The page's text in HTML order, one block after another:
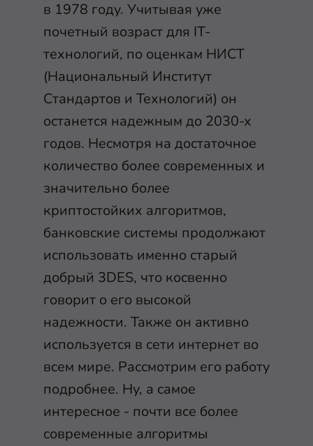
в 1978 году. Учитывая уже
почетный возраст для IT-
технологий, по оценкам НИСТ
(Национальный Институт
Стандартов и Технологий) он
останется надежным до 2030-х
годов. Несмотря на достаточное
количество более современных и
значительно более
криптостойких алгоритмов,
банковские системы продолжают
использовать именно старый
добрый 3DES, что косвенно
говорит о его высокой
надежности. Также он активно
используется в сети интернет во
всем мире. Рассмотрим его работу
подробнее. Ну, а самое
интересное - почти все более
современные алгоритмы